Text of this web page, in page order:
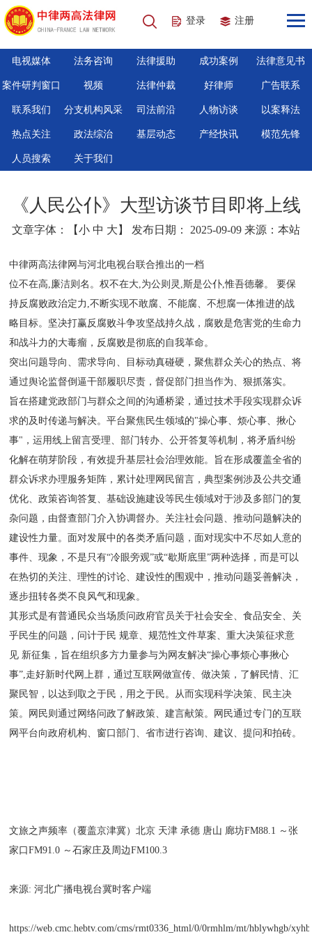
登录 注册
电视媒体 法务咨询 法律援助 成功案例 法律意见书
案件研判窗口 视频 法律仲裁 好律师 广告联系
联系我们 分支机构风采 司法前沿 人物访谈 以案释法
热点关注 政法综治 基层动态 产经快讯 模范先锋
人员搜索 关于我们
《人民公仆》大型访谈节目即将上线
文章字体：【小 中 大 】 发布日期： 2025-09-09 来源：本站
中律两高法律网与河北电视台联合推出的一档
位不在高,廉洁则名。权不在大,为公则灵,斯是公仆,惟吾德馨。 要保
持反腐败政治定力,不断实现不敢腐、不能腐、不想腐一体推进的战
略目标。坚决打赢反腐败斗争攻坚战持久战，腐败是危害党的生命力
和战斗力的大毒瘤，反腐败是彻底的自我革命。
突出问题导向、需求导向、目标动真碰硬，聚焦群众关心的热点、将
通过舆论监督倒逼干部履职尽责，督促部门担当作为、狠抓落实。
旨在搭建党政部门与群众之间的沟通桥梁，通过技术手段实现群众诉
求的及时传递与解决。平台聚焦民生领域的"操心事、烦心事、揪心
事"，运用线上留言受理、部门转办、公开答复等机制，将矛盾纠纷
化解在萌芽阶段，有效提升基层社会治理效能。旨在形成覆盖全省的
群众诉求办理服务矩阵，累计处理网民留言，典型案例涉及公共交通
优化、政策咨询答复、基础设施建设等民生领域对于涉及多部门的复
杂问题，由督查部门介入协调督办。关注社会问题、推动问题解决的
建设性力量。面对发展中的各类矛盾问题，面对现实中不尽如人意的
事件、现象，不是只有“冷眼旁观”或“歇斯底里”两种选择，而是可以
在热切的关注、理性的讨论、建设性的围观中，推动问题妥善解决，
逐步扭转各类不良风气和现象。
其形式是有普通民众当场质问政府官员关于社会安全、食品安全、关
乎民生的问题，问计于民 规章、规范性文件草案、重大决策征求意
见 新征集，旨在组织多方力量参与为网友解决“操心事烦心事揪心
事”,走好新时代网上群，通过互联网做宣传、做决策，了解民情、汇
聚民智，以达到取之于民，用之于民。从而实现科学决策、民主决
策。网民则通过网络问政了解政策、建言献策。网民通过专门的互联
网平台向政府机构、窗口部门、省市进行咨询、建议、提问和拍砖。
文旅之声频率（覆盖京津冀）北京 天津 承德 唐山 廊坊FM88.1 ～张
家口FM91.0 ～石家庄及周边FM100.3
来源: 河北广播电视台冀时客户端
https://web.cmc.hebtv.com/cms/rmt0336_html/0/0rmhlm/mt/hblywhgb/